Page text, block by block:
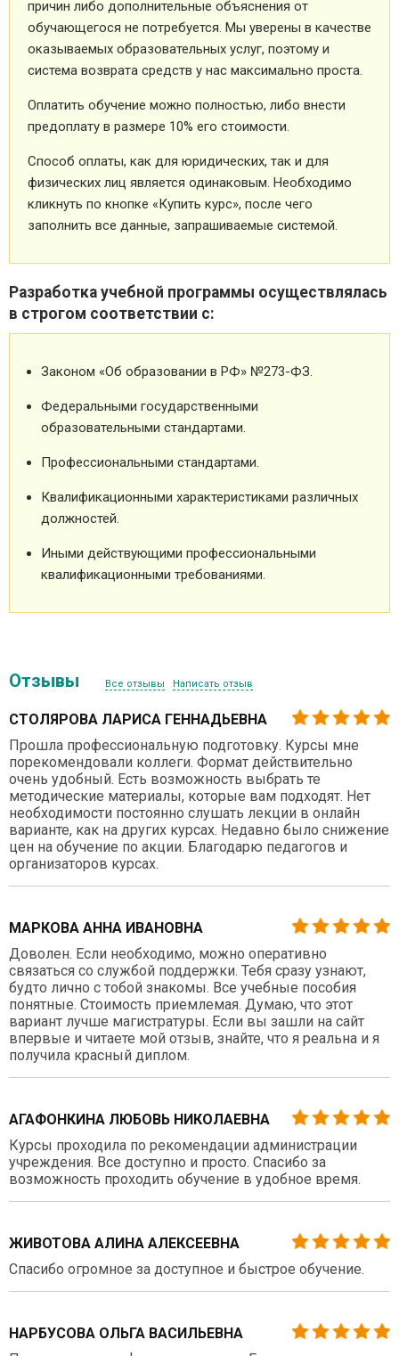
причин либо дополнительные объяснения от
обучающегося не потребуется. Мы уверены в качестве
оказываемых образовательных услуг, поэтому и
система возврата средств у нас максимально проста.
Оплатить обучение можно полностью, либо внести
предоплату в размере 10% его стоимости.
Способ оплаты, как для юридических, так и для
физических лиц является одинаковым. Необходимо
кликнуть по кнопке «Купить курс», после чего
заполнить все данные, запрашиваемые системой.
Разработка учебной программы осуществлялась
в строгом соответствии с:
Законом «Об образовании в РФ» №273-ФЗ.
Федеральными государственными
образовательными стандартами.
Профессиональными стандартами.
Квалификационными характеристиками различных
должностей.
Иными действующими профессиональными
квалификационными требованиями.
Отзывы Все отзывы Написать отзыв
СТОЛЯРОВА ЛАРИСА ГЕННАДЬЕВНА
Прошла профессиональную подготовку. Курсы мне
порекомендовали коллеги. Формат действительно
очень удобный. Есть возможность выбрать те
методические материалы, которые вам подходят. Нет
необходимости постоянно слушать лекции в онлайн
варианте, как на других курсах. Недавно было снижение
цен на обучение по акции. Благодарю педагогов и
организаторов курсах.
МАРКОВА АННА ИВАНОВНА
Доволен. Если необходимо, можно оперативно
связаться со службой поддержки. Тебя сразу узнают,
будто лично с тобой знакомы. Все учебные пособия
понятные. Стоимость приемлемая. Думаю, что этот
вариант лучше магистратуры. Если вы зашли на сайт
впервые и читаете мой отзыв, знайте, что я реальна и я
получила красный диплом.
АГАФОНКИНА ЛЮБОВЬ НИКОЛАЕВНА
Курсы проходила по рекомендации администрации
учреждения. Все доступно и просто. Спасибо за
возможность проходить обучение в удобное время.
ЖИВОТОВА АЛИНА АЛЕКСЕЕВНА
Спасибо огромное за доступное и быстрое обучение.
НАРБУСОВА ОЛЬГА ВАСИЛЬЕВНА